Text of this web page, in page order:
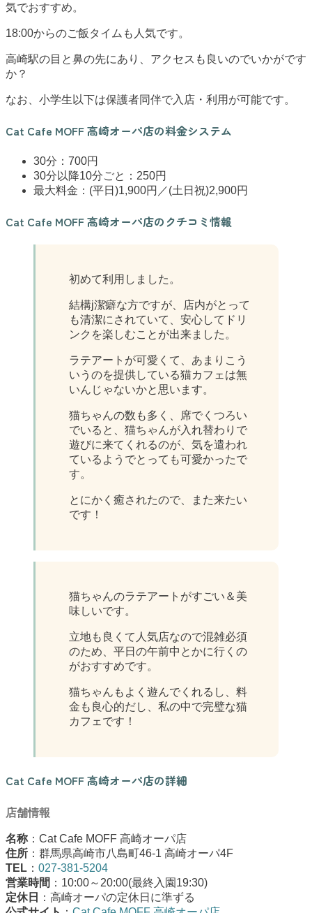
気でおすすめ。
18:00からのご飯タイムも人気です。
高崎駅の目と鼻の先にあり、アクセスも良いのでいかがです
か？
なお、小学生以下は保護者同伴で入店・利用が可能です。
Cat Cafe MOFF 高崎オーパ店の料金システム
30分：700円
30分以降10分ごと：250円
最大料金：(平日)1,900円／(土日祝)2,900円
Cat Cafe MOFF 高崎オーパ店のクチコミ情報
初めて利用しました。
結構j潔癖な方ですが、店内がとって
も清潔にされていて、安心してドリ
ンクを楽しむことが出来ました。
ラテアートが可愛くて、あまりこう
いうのを提供している猫カフェは無
いんじゃないかと思います。
猫ちゃんの数も多く、席でくつろい
でいると、猫ちゃんが入れ替わりで
遊びに来てくれるのが、気を遣われ
ているようでとっても可愛かったで
す。
とにかく癒されたので、また来たい
です！
猫ちゃんのラテアートがすごい＆美
味しいです。
立地も良くて人気店なので混雑必須
のため、平日の午前中とかに行くの
がおすすめです。
猫ちゃんもよく遊んでくれるし、料
金も良心的だし、私の中で完璧な猫
カフェです！
Cat Cafe MOFF 高崎オーパ店の詳細
店舗情報
名称 ：Cat Cafe MOFF 高崎オーパ店
住所 ：群馬県高崎市八島町46-1 高崎オーパ4F
TEL ： 027-381-5204
営業時間 ：10:00～20:00(最終入園19:30)
定休日
：高崎オーパの定休日に準ずる